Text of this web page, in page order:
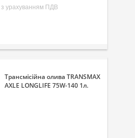
з урахуванням ПДВ
Трансмісійна олива TRANSMAX
AXLE LONGLIFE 75W-140 1л.